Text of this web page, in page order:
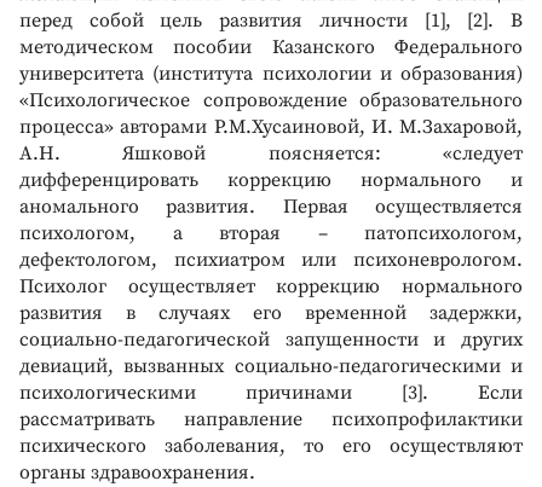
перед собой цель развития личности [1], [2]. В
методическом пособии Казанского Федерального
университета (института психологии и образования)
«Психологическое сопровождение образовательного
процесса» авторами Р.М.Хусаиновой, И. М.Захаровой,
А.Н. Яшковой поясняется: «следует
дифференцировать коррекцию нормального и
аномального развития. Первая осуществляется
психологом, а вторая – патопсихологом,
дефектологом, психиатром или психоневрологом.
Психолог осуществляет коррекцию нормального
развития в случаях его временной задержки,
социально-педагогической запущенности и других
девиаций, вызванных социально-педагогическими и
психологическими причинами [3]. Если
рассматривать направление психопрофилактики
психического заболевания, то его осуществляют
органы здравоохранения.